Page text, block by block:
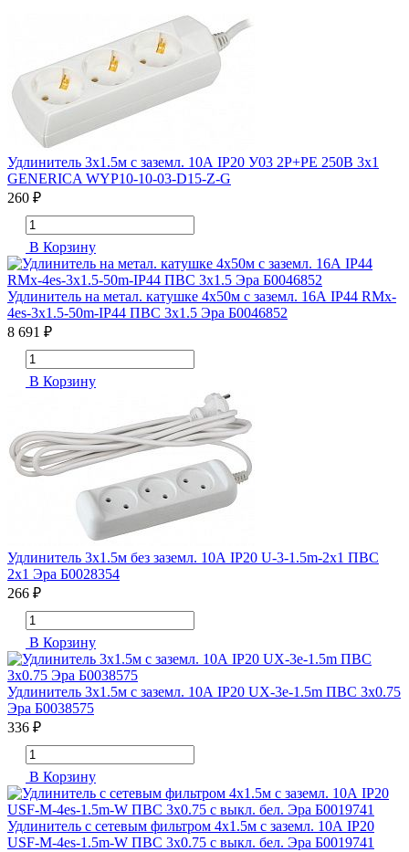
Удлинитель 3х1.5м с заземл. 10А IP20 У03 2P+PE 250В 3х1
GENERICA WYP10-10-03-D15-Z-G
260 ₽
В Корзину
Удлинитель на метал. катушке 4х50м с заземл. 16А IP44 RMx-
4es-3х1.5-50m-IP44 ПВС 3х1.5 Эра Б0046852
8 691 ₽
В Корзину
Удлинитель 3х1.5м без заземл. 10А IP20 U-3-1.5m-2х1 ПВС
2х1 Эра Б0028354
266 ₽
В Корзину
Удлинитель 3х1.5м с заземл. 10А IP20 UX-3e-1.5m ПВС 3х0.75
Эра Б0038575
336 ₽
В Корзину
Удлинитель с сетевым фильтром 4х1.5м с заземл. 10А IP20
USF-M-4es-1.5m-W ПВС 3х0.75 с выкл. бел. Эра Б0019741